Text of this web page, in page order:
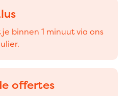
binnen 1 minuut via ons
offertes